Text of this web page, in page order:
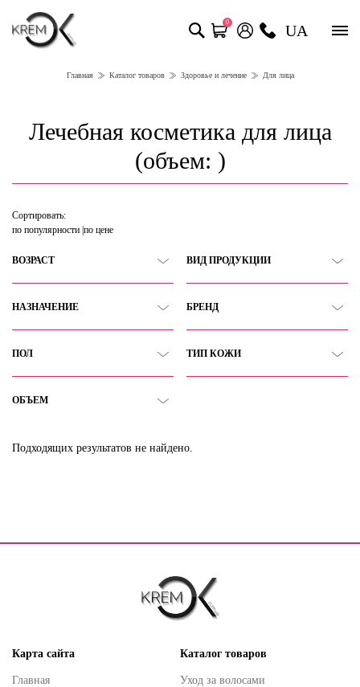
0 UA
Главная Каталог товаров Здоровье и лечение Для лица
Лечебная косметика для лица
(объем: )
Сортировать:
по популярности по цене
ВОЗРАСТ ВИД ПРОДУКЦИИ
НАЗНАЧЕНИЕ БРЕНД
ПОЛ ТИП КОЖИ
ОБЪЕМ
Подходящих результатов не найдено.
Карта сайта
Главная
Каталог товаров
Уход за волосами